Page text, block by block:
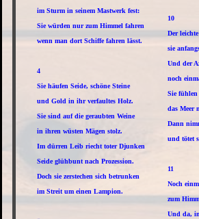
im Sturm in seinem Mastwerk fest:
Sie würden nur zum Himmel fahren
wenn man dort Schiffe fahren lässt.
4
Sie häufen Seide, schöne Steine
und Gold in ihr verfaultes Holz.
Sie sind auf die geraubten Weine
in ihren wüsten Mägen stolz.
Im dürren Leib riecht toter Djunken
Seide glühbunt nach Prozession.
Doch sie zerstechen sich betrunken
im Streit um einen Lampion.
10
Der
sie
Und der
noch
Sie
das Meer
Dann
und tötet
11
Noch
zum
Und da,